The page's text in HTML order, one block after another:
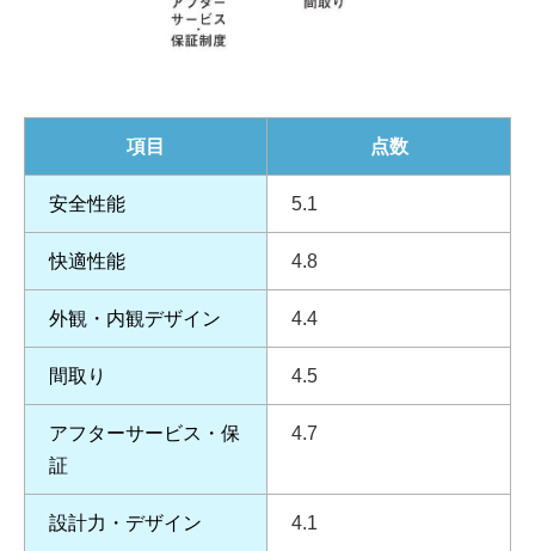
項目 点数
安全性能 5.1
快適性能 4.8
外観・内観デザイン 4.4
間取り 4.5
アフターサービス・保
証
4.7
設計力・デザイン 4.1